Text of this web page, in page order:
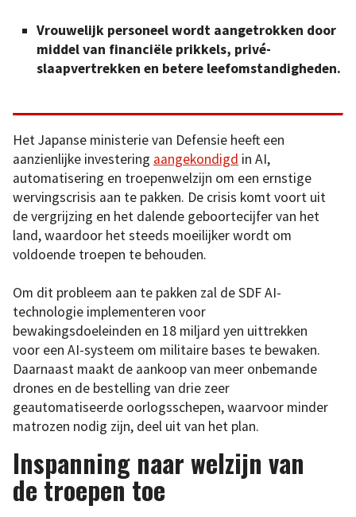
Vrouwelijk personeel wordt aangetrokken door
middel van financiële prikkels, privé-
slaapvertrekken en betere leefomstandigheden.
Het Japanse ministerie van Defensie heeft een
aanzienlijke investering aangekondigd in AI,
automatisering en troepenwelzijn om een ernstige
wervingscrisis aan te pakken. De crisis komt voort uit
de vergrijzing en het dalende geboortecijfer van het
land, waardoor het steeds moeilijker wordt om
voldoende troepen te behouden.
Om dit probleem aan te pakken zal de SDF AI-
technologie implementeren voor
bewakingsdoeleinden en 18 miljard yen uittrekken
voor een AI-systeem om militaire bases te bewaken.
Daarnaast maakt de aankoop van meer onbemande
drones en de bestelling van drie zeer
geautomatiseerde oorlogsschepen, waarvoor minder
matrozen nodig zijn, deel uit van het plan.
Inspanning naar welzijn van
de troepen toe